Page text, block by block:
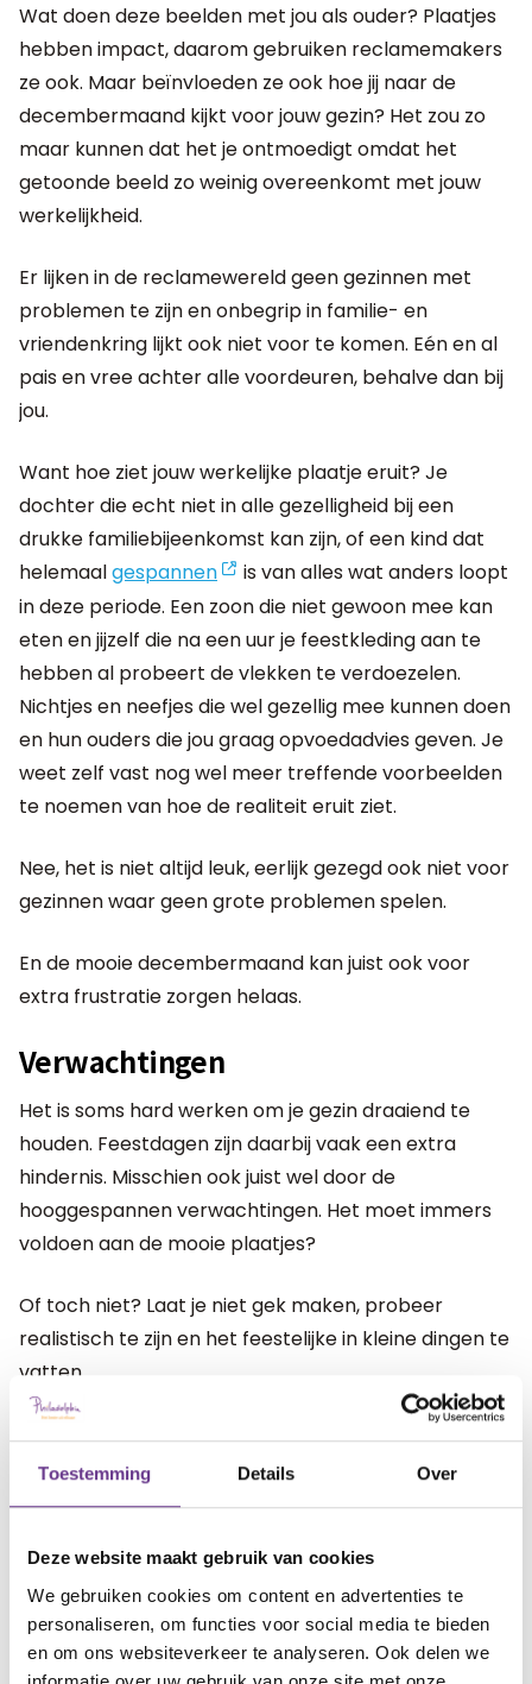
Toestemming Details Over
Deze website maakt gebruik van cookies
We gebruiken cookies om content en advertenties te
personaliseren, om functies voor social media te bieden
en om ons websiteverkeer te analyseren. Ook delen we
Wat doen deze beelden met jou als ouder? Plaatjes
hebben impact, daarom gebruiken reclamemakers
ze ook. Maar beïnvloeden ze ook hoe jij naar de
decembermaand kijkt voor jouw gezin? Het zou zo
maar kunnen dat het je ontmoedigt omdat het
getoonde beeld zo weinig overeenkomt met jouw
werkelijkheid.
Er lijken in de reclamewereld geen gezinnen met
problemen te zijn en onbegrip in familie- en
vriendenkring lijkt ook niet voor te komen. Eén en al
pais en vree achter alle voordeuren, behalve dan bij
jou.
Want hoe ziet jouw werkelijke plaatje eruit? Je
dochter die echt niet in alle gezelligheid bij een
drukke familiebijeenkomst kan zijn, of een kind dat
helemaalgespannen
is van alles wat anders loopt
in deze periode. Een zoon die niet gewoon mee kan
eten en jijzelf die na een uur je feestkleding aan te
hebben al probeert de vlekken te verdoezelen.
Nichtjes en neefjes die wel gezellig mee kunnen doen
en hun ouders die jou graag opvoedadvies geven. Je
weet zelf vast nog wel meer treffende voorbeelden
te noemen van hoe de realiteit eruit ziet.
Nee, het is niet altijd leuk, eerlijk gezegd ook niet voor
gezinnen waar geen grote problemen spelen.
En de mooie decembermaand kan juist ook voor
extra frustratie zorgen helaas.
Verwachtingen
Het is soms hard werken om je gezin draaiend te
houden. Feestdagen zijn daarbij vaak een extra
hindernis. Misschien ook juist wel door de
hooggespannen verwachtingen. Het moet immers
voldoen aan de mooie plaatjes?
Of toch niet? Laat je niet gek maken, probeer
realistisch te zijn en het feestelijke in kleine dingen te
vatten.
Een vijf gangen diner met de hele familie is misschien
niet zo’n goed idee. Maar misschien samen koffie
drinken en een wandeling maken wel?
Sinterklaastijd is bijvoorbeeld een tijd van veel
spannende verrassingen. Ontzettend leuk! Maar
voor kinderen die verrassingen spannend vinden, al
snel te veel. Uitleg over wat er gaat gebeuren en